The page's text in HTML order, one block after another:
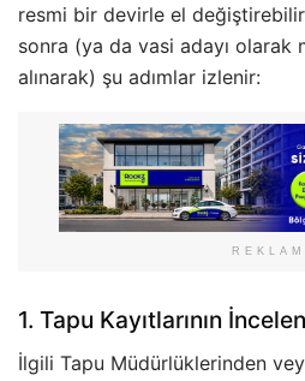
resmi bir devirle el
sonra (ya da vasi adayı olarak
alınarak) şu adımlar izlenir:
REKLAM
1. Tapu Kayıtlarının
İlgili Tapu Müdürlüklerinden